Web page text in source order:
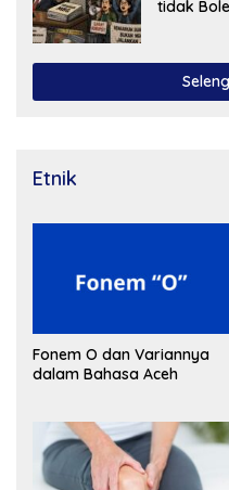
tidak
Etnik
Fonem O dan Variannya
dalam Bahasa Aceh